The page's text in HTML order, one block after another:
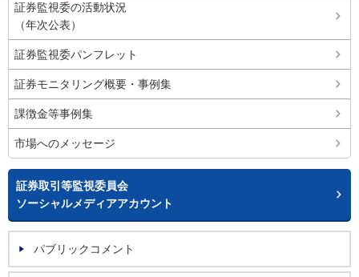
証券監視委の活動状況
（年次公表）
証券監視委パンフレット
証券モニタリング概要・事例集
課徴金等事例集
市場へのメッセージ
証券取引等監視委員会
ソーシャルメディアアカウント
パブリックコメント